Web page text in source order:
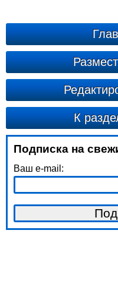
К
Подписка на
Ваш e-mail: